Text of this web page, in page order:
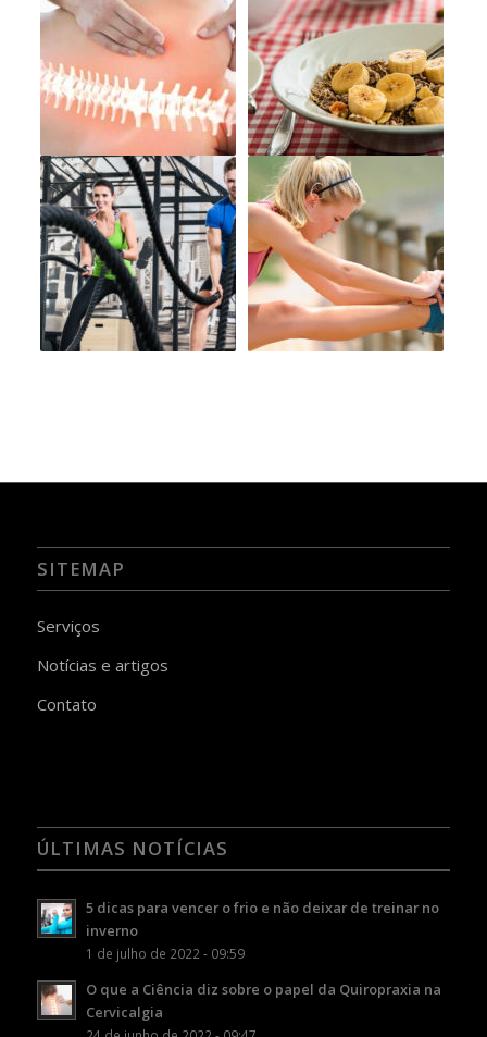
SITEMAP
Serviços
Notícias e artigos
Contato
ÚLTIMAS NOTÍCIAS
5 dicas para vencer o frio e não deixar de treinar no
inverno
1 de julho de 2022 - 09:59
O que a Ciência diz sobre o papel da Quiropraxia na
Cervicalgia